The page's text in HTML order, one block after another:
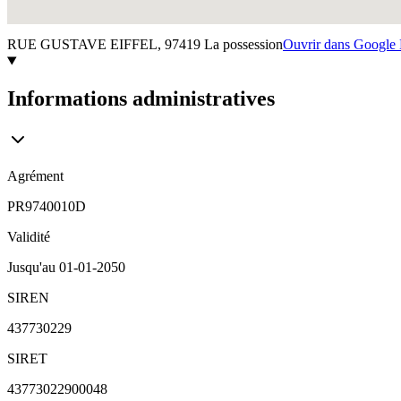
RUE GUSTAVE EIFFEL, 97419 La possessionOuvrir dans Google
Informations administratives
Agrément
PR9740010D
Validité
Jusqu'au 01-01-2050
SIREN
437730229
SIRET
43773022900048